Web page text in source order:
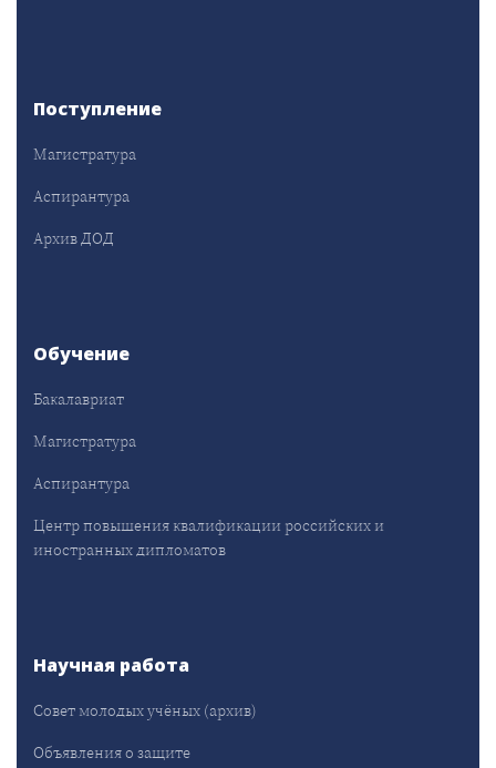
Поступление
Магистратура
Аспирантура
Архив ДОД
Обучение
Бакалавриат
Магистратура
Аспирантура
Центр повышения квалификации российских и
иностранных дипломатов
Научная работа
Совет молодых учёных (архив)
Объявления о защите